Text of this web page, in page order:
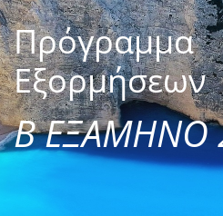
Πρόγραμμα
Εξορμήσεων
Β ΕΞΑΜΗΝΟ